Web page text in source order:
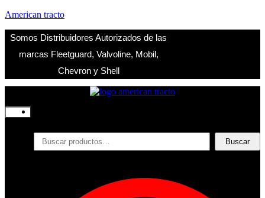
American tracto
Somos Distribuidores Autorizados de las
marcas Fleetguard, Valvoline, Mobil,
Chevron y Shell
Productos
Filtros
Buscar